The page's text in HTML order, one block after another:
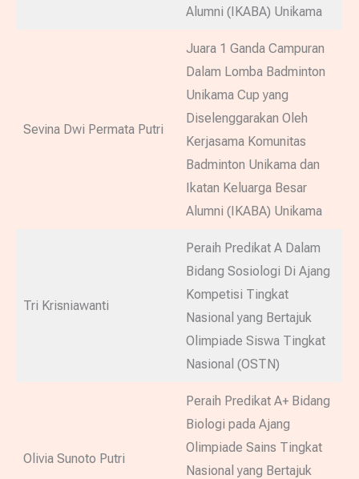
Alumni (IKABA) Unikama
Sevina Dwi Permata Putri
Juara 1 Ganda Campuran
Dalam Lomba Badminton
Unikama Cup yang
Diselenggarakan Oleh
Kerjasama Komunitas
Badminton Unikama dan
Ikatan Keluarga Besar
Alumni (IKABA) Unikama
Tri Krisniawanti
Peraih Predikat A Dalam
Bidang Sosiologi Di Ajang
Kompetisi Tingkat
Nasional yang Bertajuk
Olimpiade Siswa Tingkat
Nasional (OSTN)
Olivia Sunoto Putri
Peraih Predikat A+ Bidang
Biologi pada Ajang
Olimpiade Sains Tingkat
Nasional yang Bertajuk